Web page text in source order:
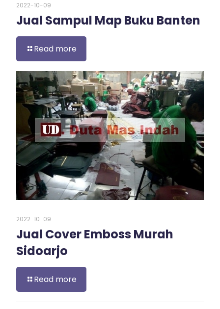
2022-10-09
Jual Sampul Map Buku Banten
Read more
2022-10-09
Jual Cover Emboss Murah
Sidoarjo
Read more